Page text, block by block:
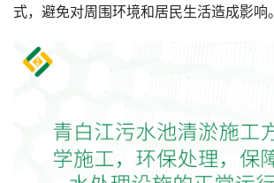
式，避免对周围环境和居民生活造成影响。